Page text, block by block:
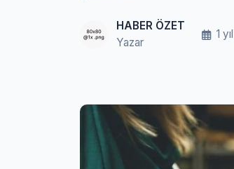
HABER ÖZET
Yazar
1